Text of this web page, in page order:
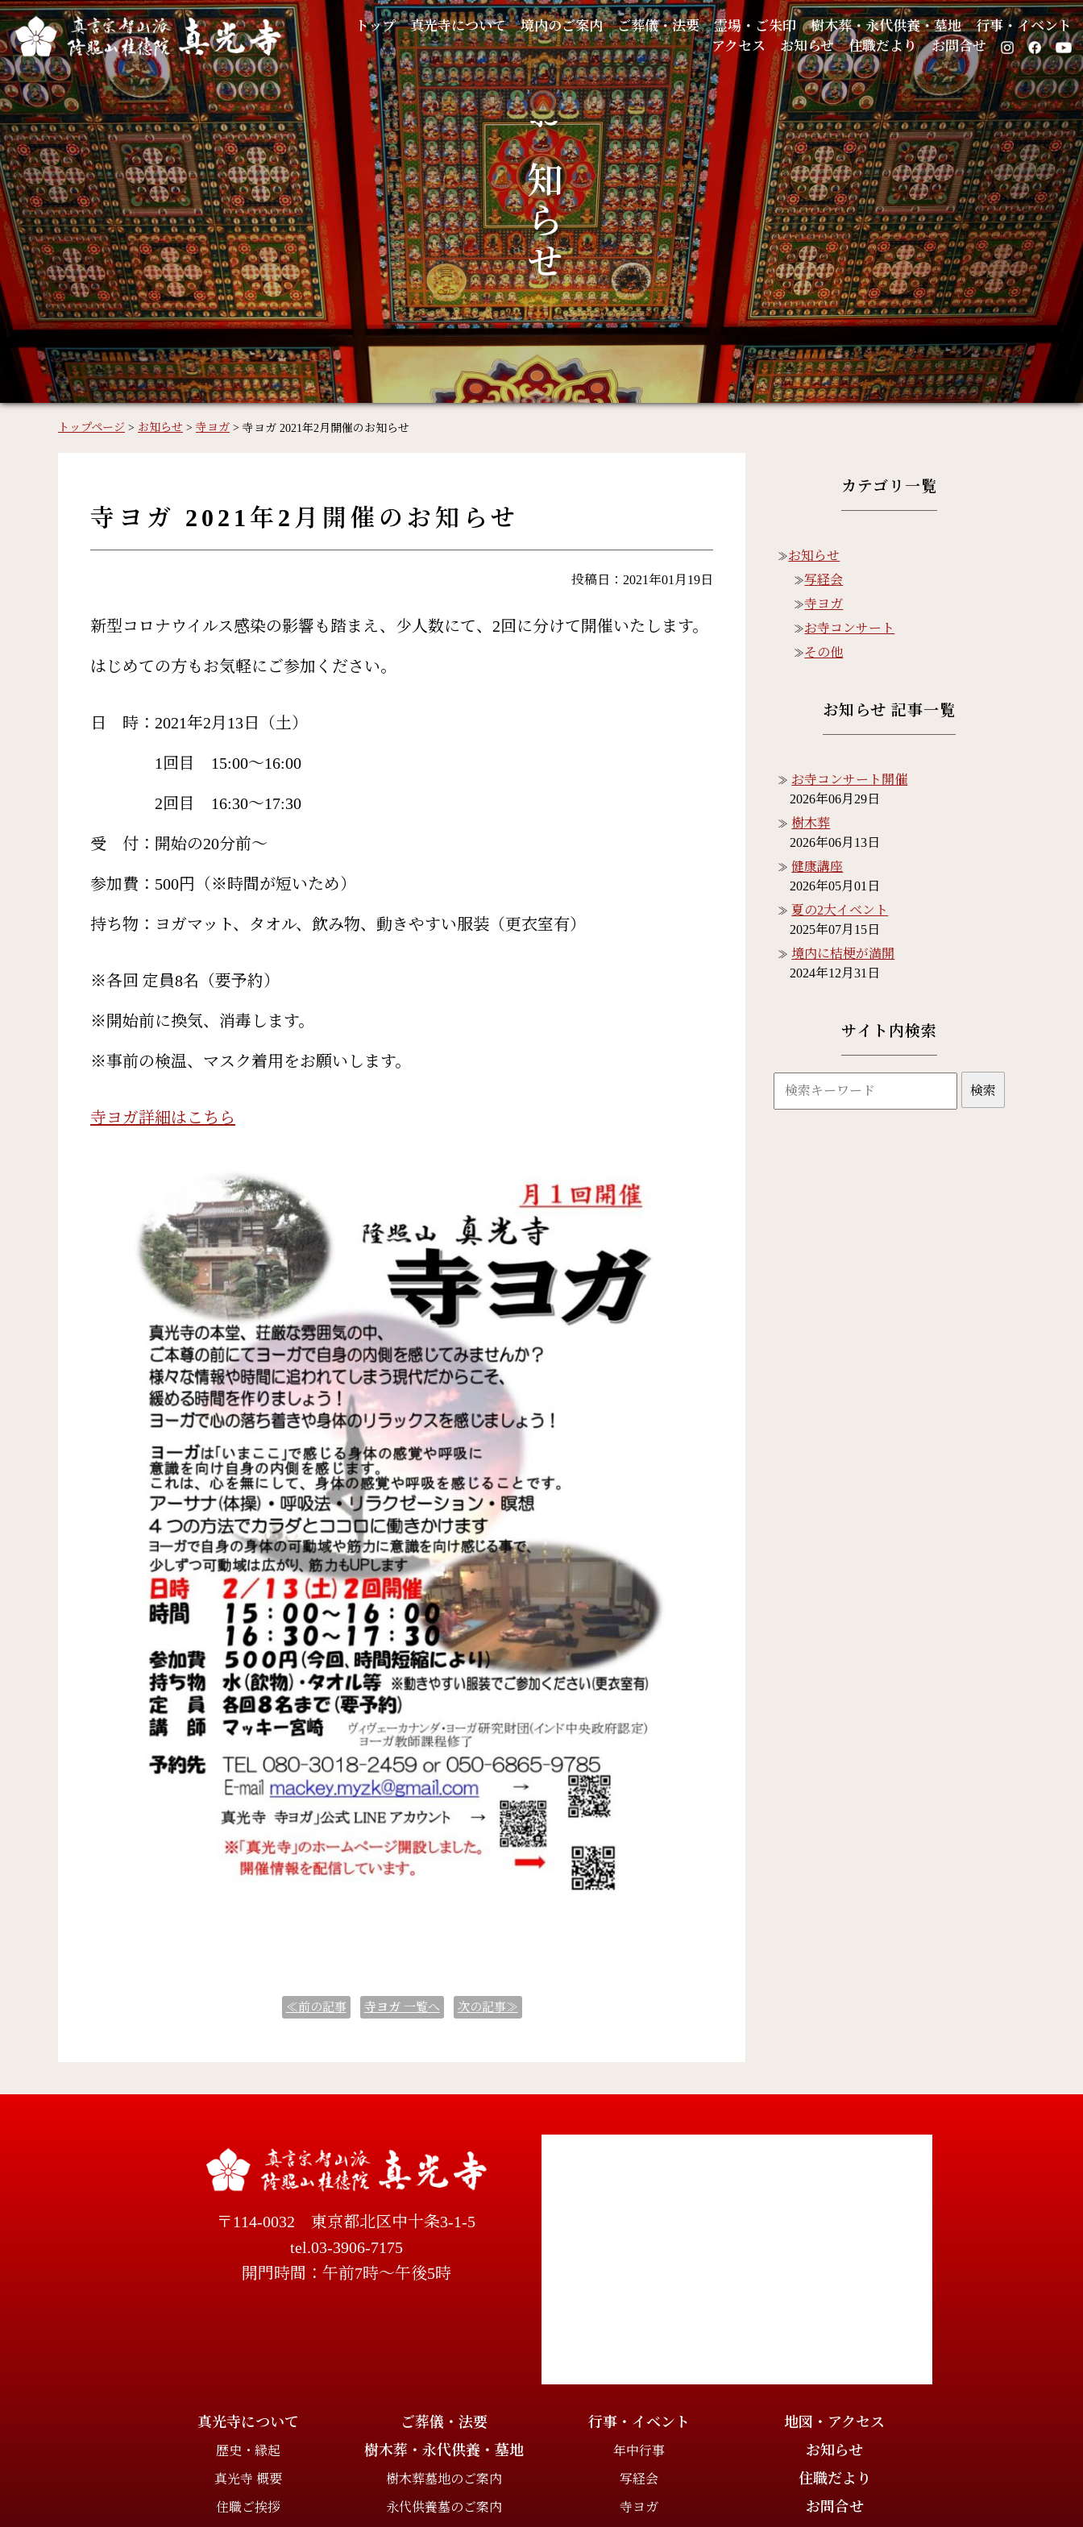
トップ 真光寺について 境内のご案内 ご葬儀・法要 霊場・ご朱印 樹木葬・永代供養・墓地
行事・イベント
アクセス
お知らせ 住職だより お問合せ
お知らせ
トップページ > お知らせ > 寺ヨガ >寺ヨガ 2021年2月開催のお知らせ
寺ヨガ 2021年2月開催のお知らせ
投稿日：2021年01月19日
新型コロナウイルス感染の影響も踏まえ、少人数にて、2回に分けて開催いたします。
はじめての方もお気軽にご参加ください。
日 時：2021年2月13日（土）
1回目 15:00～16:00
2回目 16:30～17:30
受 付：開始の20分前～
参加費：500円（※時間が短いため）
持ち物：ヨガマット、タオル、飲み物、動きやすい服装（更衣室有）
※各回 定員8名（要予約）
※開始前に換気、消毒します。
※事前の検温、マスク着用をお願いします。
寺ヨガ詳細はこちら
≪前の記事 寺ヨガ一覧へ 次の記事≫
カテゴリ一覧
お知らせ
写経会
寺ヨガ
お寺コンサート
その他
お知らせ 記事一覧
お寺コンサート開催
2026年06月29日
樹木葬
2026年06月13日
健康講座
2026年05月01日
夏の2大イベント
2025年07月15日
境内に桔梗が満開
2024年12月31日
サイト内検索
〒114-0032 東京都北区中十条3-1-5
tel.03-3906-7175
開門時間：午前7時～午後5時
真光寺について
歴史・縁起
真光寺 概要
住職ご挨拶
ご葬儀・法要
樹木葬・永代供養・墓地
樹木葬墓地のご案内
永代供養墓のご案内
行事・イベント
年中行事
写経会
寺ヨガ
地図・アクセス
お知らせ
住職だより
お問合せ